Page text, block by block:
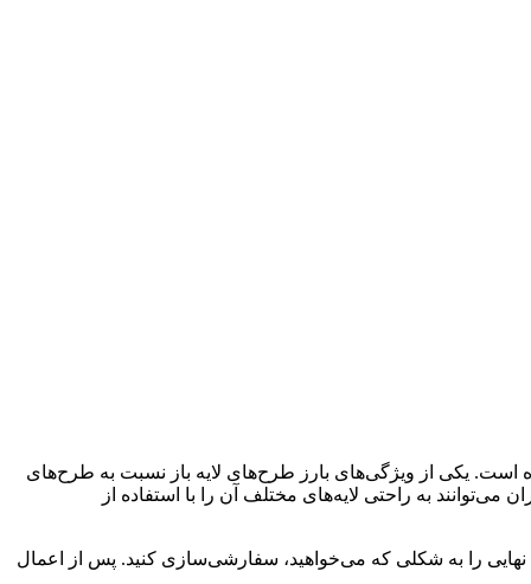
است. یکی از ویژگی‌های بارز طرح‌های لایه باز نسبت به طرح‌های
به راحتی لایه‌های مختلف آن را با استفاده از
نهایی را به شکلی که می‌خواهید، سفارشی‌سازی کنید. پس از اعمال